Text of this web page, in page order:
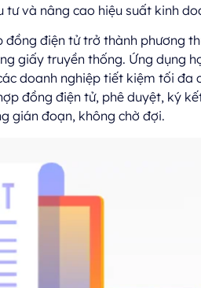
và nâng cao hiệu suất kinh
điện tử trở thành phương
giấy truyền thống. Ứng dụng
doanh nghiệp tiết kiệm tối đa
đồng điện tử, phê duyệt, ký
gián đoạn, không chờ đợi.